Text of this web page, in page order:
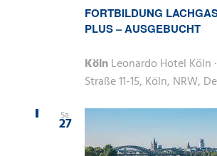
FORTBILDUNG
PLUS – AUSGEBUCHT
KölnLeonardo Hotel Köln
Straße 11-15, Köln, NRW,
Sa.
27